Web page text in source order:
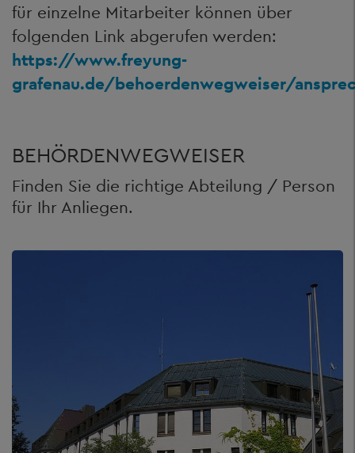
für einzelne Mitarbeiter können über
folgenden Link abgerufen werden:
https://www.freyung-
grafenau.de/behoerdenwegweiser/
BEHÖRDENWEGWEISER
Finden Sie die richtige Abteilung / Person
für Ihr Anliegen.